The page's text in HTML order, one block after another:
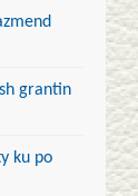
grantin
ku po